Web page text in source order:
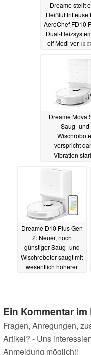
Dreame stellt
Heißluftfritteuse
AeroChef FD10
Dual-
elf Modi vor
Dreame Mova
Saug- und
verspricht
Vibration
Dreame D10 Plus Gen
2: Neuer, noch
günstiger Saug- und
Wischroboter saugt mit
wesentlich höherer
Ein Kommentar im
Fragen, Anregungen,
Artikel? - Uns
Anmeldung möglich)!